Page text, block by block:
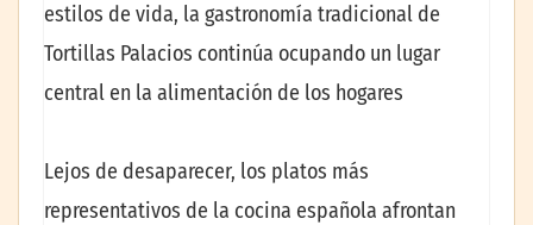
estilos de vida, la gastronomía tradicional de
Tortillas Palacios continúa ocupando un lugar
central en la alimentación de los hogares
Lejos de desaparecer, los platos más
representativos de la cocina española afrontan